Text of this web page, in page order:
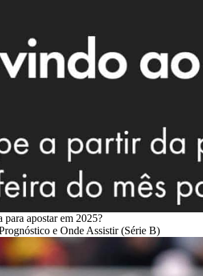
para apostar em 2025?
e Onde Assistir (Série B)